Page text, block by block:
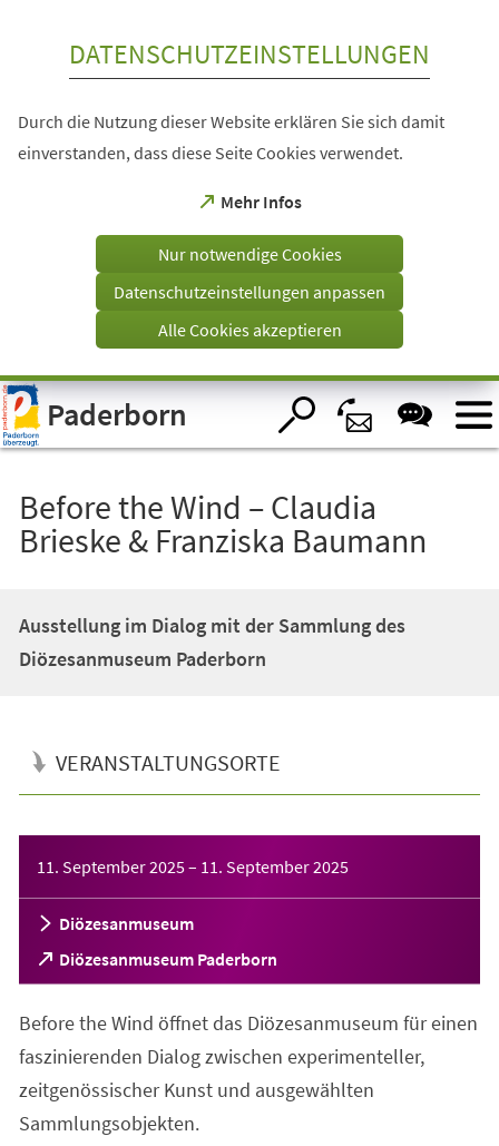
Visuelle
Assistenzsoftware
öffnen.
DATENSCHUTZEINSTELLUNGEN
Durch die Nutzung dieser Website erklären Sie sich damit
einverstanden, dass diese Seite Cookies verwendet.
Mehr Infos
(Öffnet
einem
Tab)
Nur notwendige Cookies
Datenschutzeinstellungen anpassen
Alle Cookies akzeptieren
Paderborn
Before the Wind – Claudia
Brieske & Franziska Baumann
Ausstellung im Dialog mit der Sammlung des
Diözesanmuseum Paderborn
VERANSTALTUNGSORTE
11. September 2025– 11. September 2025
Diözesanmuseum
Diözesanmuseum Paderborn
(Öffnet
in
neuen
Tab)
Before the Wind öffnet das Diözesanmuseum für einen
faszinierenden Dialog zwischen experimenteller,
zeitgenössischer Kunst und ausgewählten
Sammlungsobjekten.